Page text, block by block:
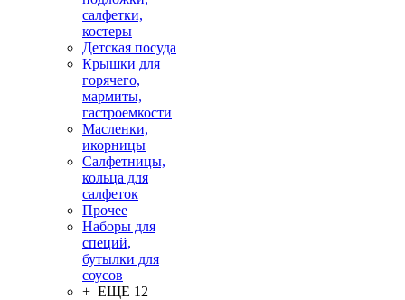
салфетки,
костеры
Детская посуда
Крышки для
горячего,
мармиты,
гастроемкости
Масленки,
икорницы
Салфетницы,
кольца для
салфеток
Прочее
Наборы для
специй,
бутылки для
соусов
+ ЕЩЕ 12